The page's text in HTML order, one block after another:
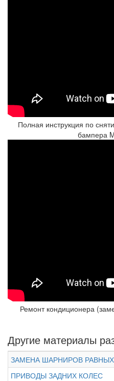
Полная инструкция по
бампера
Ремонт кондиционера
Другие материалы
ЗАМЕНА ШАРНИРОВ
ПРИВОДЫ ЗАДНИХ КОЛЕС